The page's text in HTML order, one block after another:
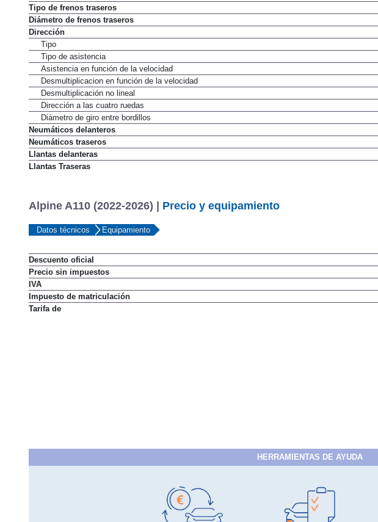
Tipo de frenos traseros
Diámetro de frenos traseros
Dirección
Tipo
Tipo de asistencia
Asistencia en función de la velocidad
Desmultiplicacion en función de la velocidad
Desmultiplicación no lineal
Dirección a las cuatro ruedas
Diámetro de giro entre bordillos
Neumáticos delanteros
Neumáticos traseros
Llantas delanteras
Llantas Traseras
Alpine A110 (2022-2026) | Precio y equipamiento
Datos técnicos Equipamiento
Descuento oficial
Precio sin impuestos
IVA
Impuesto de matriculación
Tarifa de
HERRAMIENTAS DE AYUDA